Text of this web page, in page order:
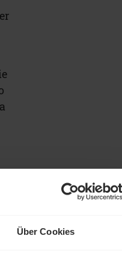
Über Cookies